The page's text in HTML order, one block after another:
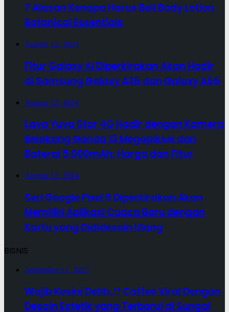
7 Alasan Kenapa Harus Beli Body Lotion
Botanical Essentials
August 12, 2024
Fitur Galaxy AI Diperkirakan Akan Hadir
di Samsung Galaxy A35 dan Galaxy A55
August 12, 2024
Lava Yuva Star 4G Hadir dengan Kamera
Belakang Ganda 13 Megapiksel dan
Baterai 5.000mAh: Harga dan Fitur
August 12, 2024
Seri Google Pixel 9 Diperkirakan Akan
Memiliki Aplikasi Cuaca Baru dengan
Kartu yang Dididesain Ulang
BISNIS
September 11, 2025
Wajib Kesini Dehh..!! Caffee Viral Dengan
Desain Estetik yang Terbarui di Sungai